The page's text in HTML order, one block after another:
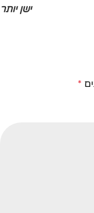
ישן יותר
*